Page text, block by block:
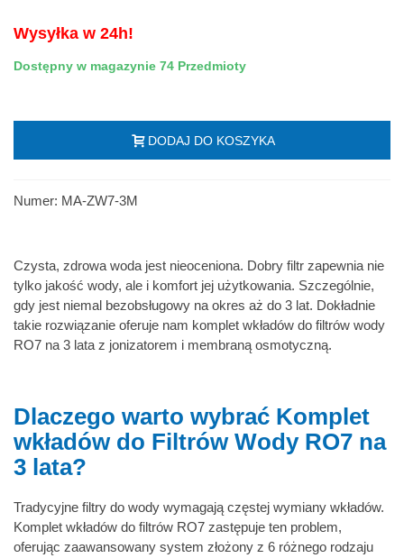
Wysyłka w 24h!
Dostępny w magazynie 74 Przedmioty
DODAJ DO KOSZYKA
Numer: MA-ZW7-3M
Czysta, zdrowa woda jest nieoceniona. Dobry filtr zapewnia nie
tylko jakość wody, ale i komfort jej użytkowania. Szczególnie,
gdy jest niemal bezobsługowy na okres aż do 3 lat. Dokładnie
takie rozwiązanie oferuje nam komplet wkładów do filtrów wody
RO7 na 3 lata z jonizatorem i membraną osmotyczną.
Dlaczego warto wybrać Komplet
wkładów do Filtrów Wody RO7 na
3 lata?
Tradycyjne filtry do wody wymagają częstej wymiany wkładów.
Komplet wkładów do filtrów RO7 zastępuje ten problem,
oferując zaawansowany system złożony z 6 różnego rodzaju